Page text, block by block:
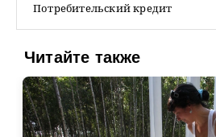
Потребительский кредит
Читайте также